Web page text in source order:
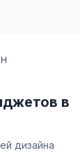
в
дизайна